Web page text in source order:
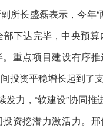
所长盛磊表示，今年“
下达完毕，中央预
重点项目建设有序
投资平稳增长起到了支
发力，“软建设”协同推
资挖潜力激活力。